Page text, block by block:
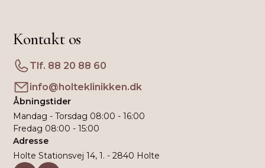
endodontisk behandling
retinerede tænder
Der skal skabes optimale forhold for
implantater
Konservative behandlinger ikke giver et stabilt
resultat
Målet er altid at vælge den mindst invasive
løsning, der samtidig sikrer et funktionelt og
Kontakt os
Tlf. 88 20 88 60
info@holteklinikken.dk
Åbningstider
Mandag - Torsdag 08:00 - 16:00
Fredag 08:00 - 15:00
Adresse
Holte Stationsvej 14, 1. - 2840 Holte